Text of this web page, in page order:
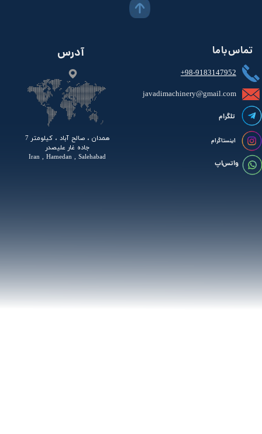
+98-9183147952
همدان ، صالح آباد ، کیلومتر 7
جاده غار علیصدر
Iran , Hamedan , Salehabad
آدرس تماس با ما
اینستاگرام
javadimachinery@gmail.com​​​​​​​​
تلگرام
واتس اپ